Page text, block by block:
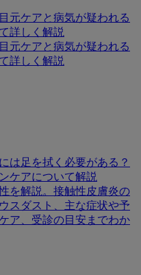
元ケアと病気が疑われる
詳しく解説
元ケアと病気が疑われる
詳しく解説
は足を拭く必要がある？
ケアについて解説
を解説。接触性皮膚炎の
スダスト、主な症状や予
ア、受診の目安までわか